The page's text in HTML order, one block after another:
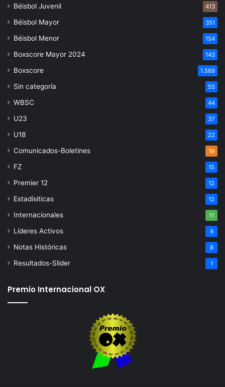
Béisbol Juvenil 413
Béisbol Mayor 351
Béisbol Menor 154
Boxscore Mayor 2024 143
Boxscore 1.569
Sin categoría 55
WBSC 44
U23 37
U18 22
Comunicados-Boletines 19
FZ 15
Premier 12 12
Estadísiticas 12
Internacionales 11
Líderes Activos 9
Notas Históricas 8
Resultados-Slider 1
Premio Internacional OX